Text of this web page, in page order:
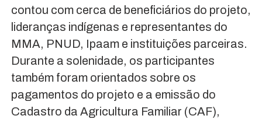
contou com cerca de beneficiários do projeto,
lideranças indígenas e representantes do
MMA, PNUD, Ipaam e instituições parceiras.
Durante a solenidade, os participantes
também foram orientados sobre os
pagamentos do projeto e a emissão do
Cadastro da Agricultura Familiar (CAF),